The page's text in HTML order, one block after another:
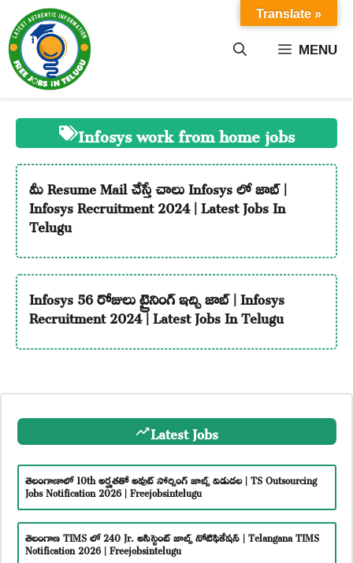
content MENU
Infosys work from home jobs
మీ Resume Mail చేస్తే చాలు Infosys లో జాబ్ |
Infosys Recruitment 2024 | Latest Jobs In
Telugu
Infosys 56 రోజులు ట్రైనింగ్ ఇచ్చి జాబ్ | Infosys
Recruitment 2024 | Latest Jobs In Telugu
Latest Jobs
తెలంగాణాలో 10th అర్హతతో అవుట్ సోర్సింగ్ జాబ్స్ విడుదల | TS Outsourcing
Jobs Notification 2026 | Freejobsintelugu
తెలంగాణ TIMS లో 240 Jr. అసిస్టెంట్ జాబ్స్ నోటిఫికేషన్ | Telangana TIMS
Notification 2026 | Freejobsintelugu
Translate »